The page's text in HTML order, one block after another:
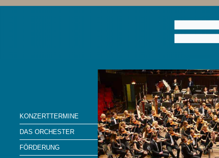
KONZERTTERMINE
DAS ORCHESTER
FÖRDERUNG